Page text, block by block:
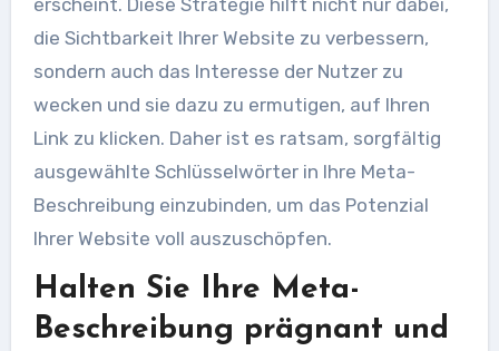
die Sichtbarkeit Ihrer Website zu verbessern,
sondern auch das Interesse der Nutzer zu
wecken und sie dazu zu ermutigen, auf Ihren
Link zu klicken. Daher ist es ratsam, sorgfältig
ausgewählte Schlüsselwörter in Ihre Meta-
Beschreibung einzubinden, um das Potenzial
Ihrer Website voll auszuschöpfen.
Halten Sie Ihre Meta-
Beschreibung prägnant und